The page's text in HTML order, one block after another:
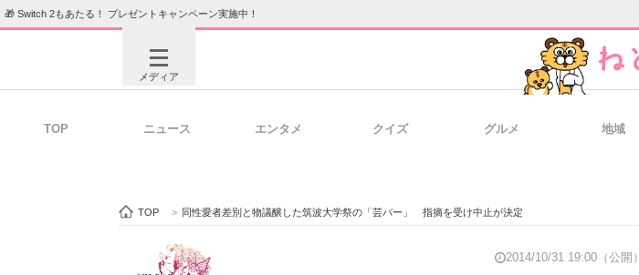
🎁 Switch 2もあたる！ プレゼントキャンペーン実施中！
メディア
ビジネスと働き方のヒント
TOP ニュース エンタメ クイズ グルメ 地域
TOP > 同性愛者差別と物議醸した筑波大学祭の「芸バー」 指摘を受け中止が決定
2014/10/31 19:00（公開）